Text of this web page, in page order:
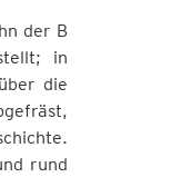
der B
in
die
rund